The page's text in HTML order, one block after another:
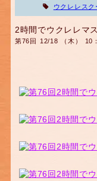
ウクレレスク
2時間でウクレレマ
第76回 12/18 （木） 10